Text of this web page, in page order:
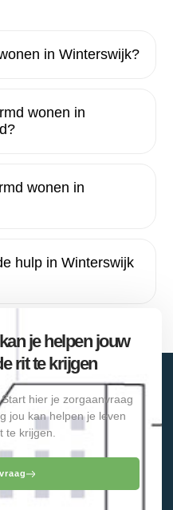
in Winterswijk?
wonen in
wonen in
hulp in Winterswijk
je helpen jouw
rit te krijgen
hier je zorgaanvraag
jou kan helpen je leven
te krijgen.